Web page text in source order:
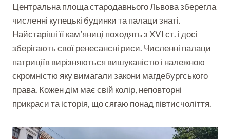
Центральна площа стародавнього Львова зберегла
численні купецькі будинки та палаци знаті.
Найстаріші її кам’яниці походять з ХVI ст. і досі
зберігають свої ренесансні риси. Численні палаци
патриціїв вирізняються вишуканістю і належною
скромністю яку вимагали закони магдебургського
права. Кожен дім має свій колір, неповторні
прикраси та історія, що сягаю понад півтисчоліття.